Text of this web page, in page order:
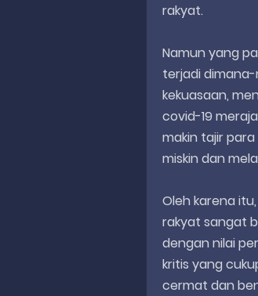
rakyat.
Namun yang
terjadi
kekuasaan,
covid-19
makin tajir
miskin dan
Oleh karena
rakyat sangat
dengan nilai
kritis yang
cermat dan